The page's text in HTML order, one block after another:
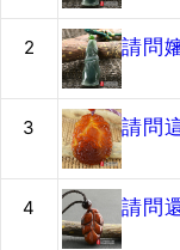
2 請問
3 請問
4 請問